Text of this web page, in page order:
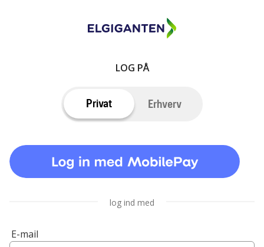
LOG PÅ
Privat Erhverv
log ind med
E-mail